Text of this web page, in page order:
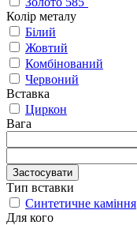
Колір металу
Білий
Жовтий
Комбінований
Червоний
Вставка
Циркон
Вага
Застосувати
Тип вставки
Синтетичне каміння
Для кого